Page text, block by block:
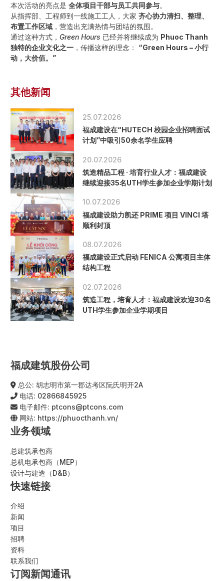
本次活动的亮点是全体项目干部与员工共同参与。
从指挥部、工程师到一线施工工人，大家齐心协力清扫、整理、
布置工作区域 ，营造出充满热情与团结的氛围。
通过这种方式， Green Hours 已经并将继续成为 Phuoc Thanh
独特的企业文化之一 ，传播这样的理念： “Green Hours – 小行
动，大价值。”
其他新闻
25.07.2026
福成建设在“HUTECH 校园企业招聘面试
计划”中吸引50余名学生应聘
20.07.2026
筑造精品工程 · 培育行业人才：福成建设
继续迎接35名UTH学生参加企业学期计划
10.07.2026
福成建设助力凯还 PRIME 项目 VINCI 塔
顺利封顶
08.07.2026
福成建设正式启动 FENICA 公寓项目主体
结构工程
02.07.2026
筑造工程，培育人才：福成建设欢迎30名
UTH学生参加企业学期项目
福成建筑股份公司
总公: 胡志明市第一郡达考区阮氏明开2A
电话: 02866845925
电子邮件: ptcons@ptcons.com
网站: https://phuocthanh.vn/
业务领域
总建筑承包商
总机电承包商（MEP）
设计与建造（D&B）
快速链接
介绍
新闻
项目
招聘
资料
联系我们
订阅新闻通讯